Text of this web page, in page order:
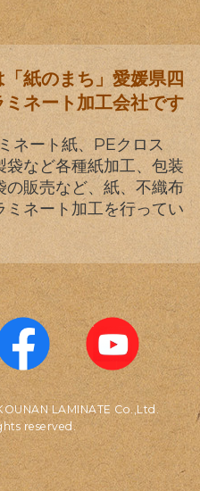
紙のまち」愛媛県四
ネート加工会社です
ネート紙、PEクロス
袋など各種紙加工、包装
の販売など、紙、不織布
ミネート加工を行ってい
LAMINATE Co.,Ltd.
reserved.